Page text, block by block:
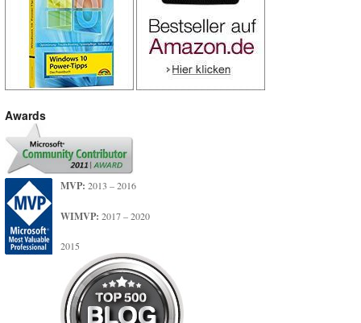
Awards
MVP: 2013 – 2016
WIMVP: 2017 – 2020
2015